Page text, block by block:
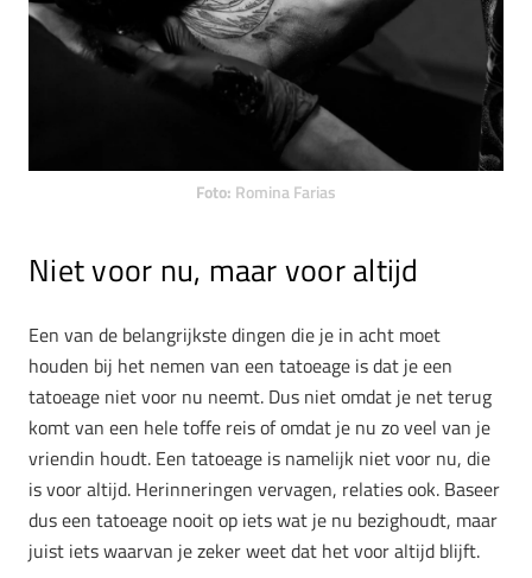
Foto: Romina Farias
Niet voor nu, maar voor altijd
Een van de belangrijkste dingen die je in acht moet
houden bij het nemen van een tatoeage is dat je een
tatoeage niet voor nu neemt. Dus niet omdat je net terug
komt van een hele toffe reis of omdat je nu zo veel van je
vriendin houdt. Een tatoeage is namelijk niet voor nu, die
is voor altijd. Herinneringen vervagen, relaties ook. Baseer
dus een tatoeage nooit op iets wat je nu bezighoudt, maar
juist iets waarvan je zeker weet dat het voor altijd blijft.